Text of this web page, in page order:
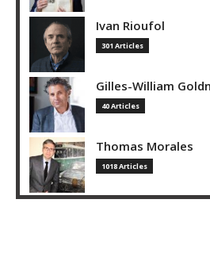
Ivan Rioufol
301 Articles
Gilles-William
40 Articles
Thomas Morales
1018 Articles